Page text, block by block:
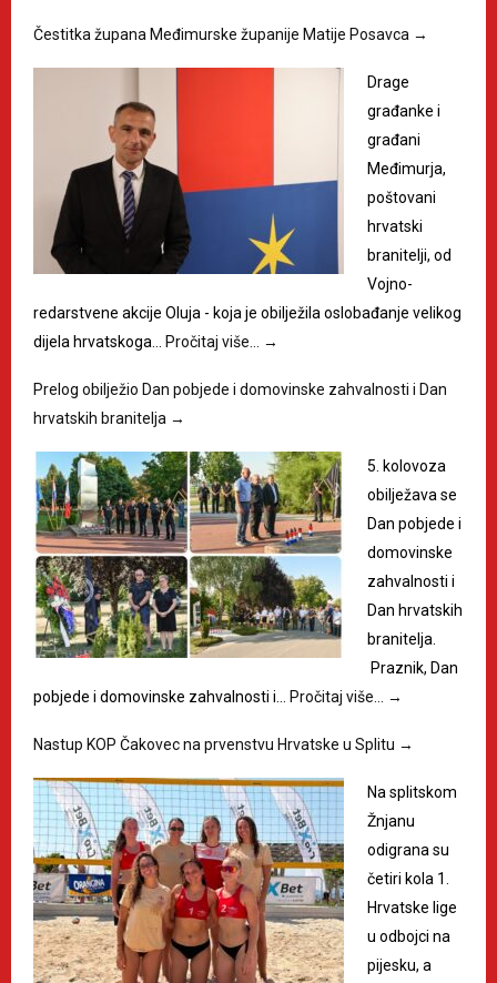
Čestitka župana Međimurske županije Matije Posavca →
Drage
građanke i
građani
Međimurja,
poštovani
hrvatski
branitelji, od
Vojno-
redarstvene akcije Oluja - koja je obilježila oslobađanje velikog
dijela hrvatskoga… Pročitaj više… →
Prelog obilježio Dan pobjede i domovinske zahvalnosti i Dan
hrvatskih branitelja →
5. kolovoza
obilježava se
Dan pobjede i
domovinske
zahvalnosti i
Dan hrvatskih
branitelja.
Praznik, Dan
pobjede i domovinske zahvalnosti i… Pročitaj više… →
Nastup KOP Čakovec na prvenstvu Hrvatske u Splitu →
Na splitskom
Žnjanu
odigrana su
četiri kola 1.
Hrvatske lige
u odbojci na
pijesku, a